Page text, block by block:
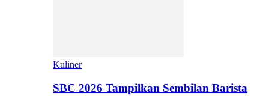
Kuliner
SBC 2026 Tampilkan Sembilan Barista